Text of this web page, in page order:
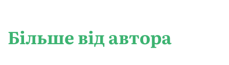
Більше від автора